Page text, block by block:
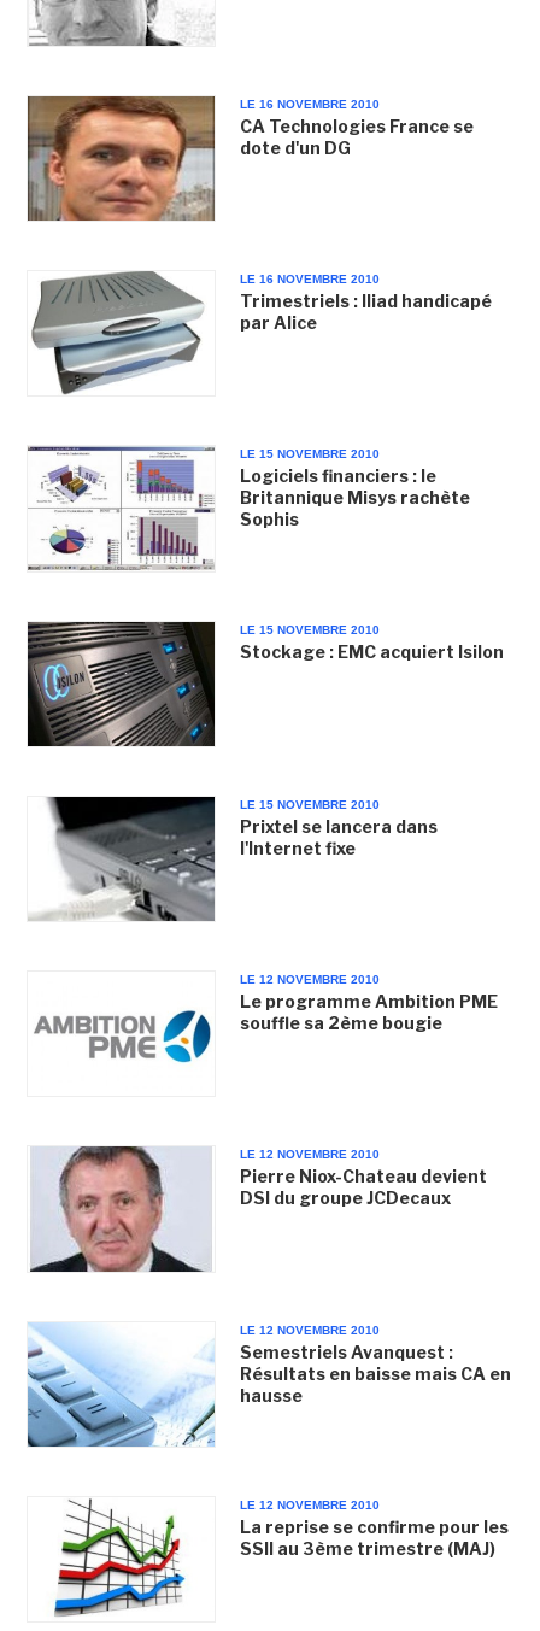
LE 16 NOVEMBRE 2010
CA Technologies France se
dote d'un DG
LE 16 NOVEMBRE 2010
Trimestriels : Iliad handicapé
par Alice
LE 15 NOVEMBRE 2010
Logiciels financiers : le
Britannique Misys rachète
Sophis
LE 15 NOVEMBRE 2010
Stockage : EMC acquiert Isilon
LE 15 NOVEMBRE 2010
Prixtel se lancera dans
l'Internet fixe
LE 12 NOVEMBRE 2010
Le programme Ambition PME
souffle sa 2ème bougie
LE 12 NOVEMBRE 2010
Pierre Niox-Chateau devient
DSI du groupe JCDecaux
LE 12 NOVEMBRE 2010
Semestriels Avanquest :
Résultats en baisse mais CA en
hausse
LE 12 NOVEMBRE 2010
La reprise se confirme pour les
SSII au 3ème trimestre (MAJ)